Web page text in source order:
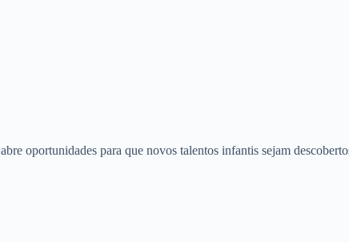
abre oportunidades para que novos talentos infantis sejam